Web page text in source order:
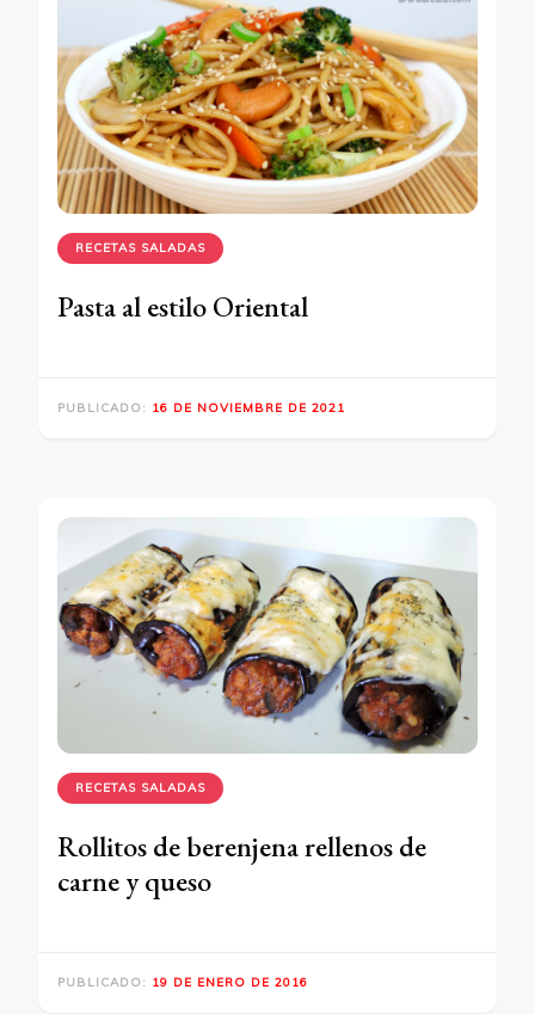
RECETAS SALADAS
Pasta al estilo Oriental
PUBLICADO: 16 DE NOVIEMBRE DE 2021
RECETAS SALADAS
Rollitos de berenjena rellenos de
carne y queso
PUBLICADO: 19 DE ENERO DE 2016